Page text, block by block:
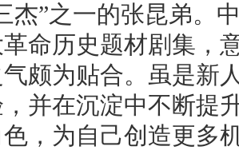
杰”之一的张昆弟。
命历史题材剧集，
颇为贴合。虽是新
并在沉淀中不断提
，为自己创造更多